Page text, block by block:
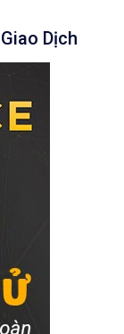
Dịch